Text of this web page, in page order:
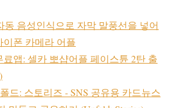
동 음성인식으로 자막 말풍선을 넣어
폰 카메라 어플
앱: 셀카 뽀샵어플 페이스튠 2탄 출
드: 스토리즈 - SNS 공유용 카드뉴스